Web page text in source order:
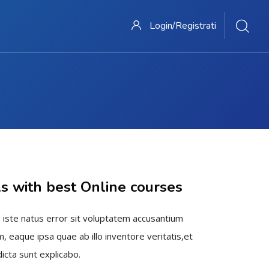
Login/Registrati
with best Online courses
natus error sit voluptatem accusantium
eaque ipsa quae ab illo inventore veritatis,et
sunt explicabo.